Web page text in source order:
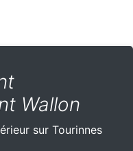
Wallon
sur Tourinnes